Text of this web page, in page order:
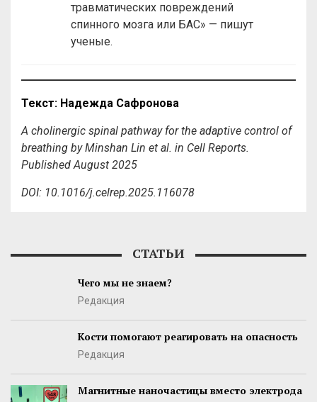
травматических повреждений
спинного мозга или БАС» — пишут
ученые.
Текст: Надежда Сафронова
A cholinergic spinal pathway for the adaptive control of
breathing by Minshan Lin et al. in Cell Reports.
Published August 2025
DOI: 10.1016/j.celrep.2025.116078
СТАТЬИ
Чего мы не знаем?
Редакция
Кости помогают реагировать на опасность
Редакция
Магнитные наночастицы вместо электрода